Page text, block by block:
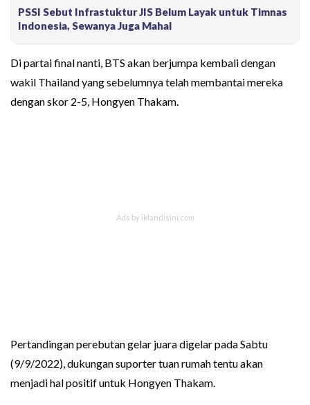
PSSI Sebut Infrastuktur JIS Belum Layak untuk Timnas
Indonesia, Sewanya Juga Mahal
Di partai final nanti, BTS akan berjumpa kembali dengan
wakil Thailand yang sebelumnya telah membantai mereka
dengan skor 2-5, Hongyen Thakam.
Pertandingan perebutan gelar juara digelar pada Sabtu
(9/9/2022), dukungan suporter tuan rumah tentu akan
menjadi hal positif untuk Hongyen Thakam.